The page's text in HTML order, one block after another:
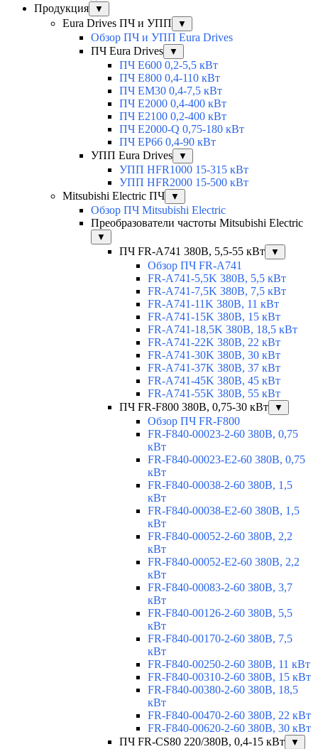
Продукция
▼
Eura Drives ПЧ и УПП ▼
Обзор ПЧ и УПП Eura Drives
ПЧ Eura Drives
▼
ПЧ E600 0,2-5,5 кВт
ПЧ E800 0,4-110 кВт
ПЧ EM30 0,4-7,5 кВт
ПЧ E2000 0,4-400 кВт
ПЧ E2100 0,2-400 кВт
ПЧ E2000-Q 0,75-180 кВт
ПЧ EP66 0,4-90 кВт
УПП Eura Drives
▼
УПП HFR1000 15-315 кВт
УПП HFR2000 15-500 кВт
Mitsubishi Electric ПЧ
▼
Обзор ПЧ Mitsubishi Electric
Преобразователи частоты Mitsubishi Electric
▼
ПЧ FR-A741 380В, 5,5-55 кВт ▼
Обзор ПЧ FR-A741
FR-A741-5,5K 380В, 5,5 кВт
FR-A741-7,5K 380В, 7,5 кВт
FR-A741-11K 380В, 11 кВт
FR-A741-15K 380В, 15 кВт
FR-A741-18,5K 380В, 18,5 кВт
FR-A741-22K 380В, 22 кВт
FR-A741-30K 380В, 30 кВт
FR-A741-37K 380В, 37 кВт
FR-A741-45K 380В, 45 кВт
FR-A741-55K 380В, 55 кВт
ПЧ FR-F800 380В, 0,75-30 кВт
▼
Обзор ПЧ FR-F800
FR-F840-00023-2-60 380В, 0,75
кВт
FR-F840-00023-E2-60 380В, 0,75
кВт
FR-F840-00038-2-60 380В, 1,5
кВт
FR-F840-00038-E2-60 380В, 1,5
кВт
FR-F840-00052-2-60 380В, 2,2
кВт
FR-F840-00052-E2-60 380В, 2,2
кВт
FR-F840-00083-2-60 380В, 3,7
кВт
FR-F840-00126-2-60 380В, 5,5
кВт
FR-F840-00170-2-60 380В, 7,5
кВт
FR-F840-00250-2-60 380В, 11 кВт
FR-F840-00310-2-60 380В, 15 кВт
FR-F840-00380-2-60 380В, 18,5
кВт
FR-F840-00470-2-60 380В, 22 кВт
FR-F840-00620-2-60 380В, 30 кВт
ПЧ FR-CS80 220/380В, 0,4-15 кВт
▼